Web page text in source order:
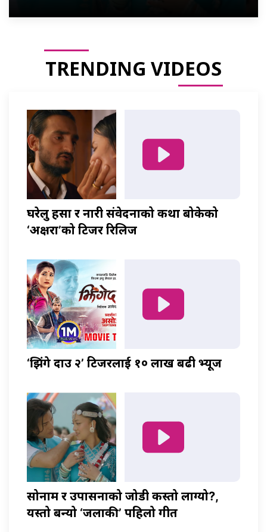
TRENDING VIDEOS
घरेलु हिंसा र नारी संवेदनाको कथा बोकेको
‘अक्षरा’को टिजर रिलिज
‘झिंगे दाउ २’ टिजरलाई १० लाख बढी भ्यूज
सोनाम र उपासनाको जोडी कस्तो लाग्यो?,
यस्तो बन्यो ‘जलाकी’ पहिलो गीत